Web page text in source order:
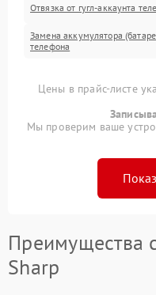
Отвязка от гугл-аккаунта
Замена аккумулятора
телефона
Цены в прайс-листе
Мы проверим ваше
Преимущества
Sharp